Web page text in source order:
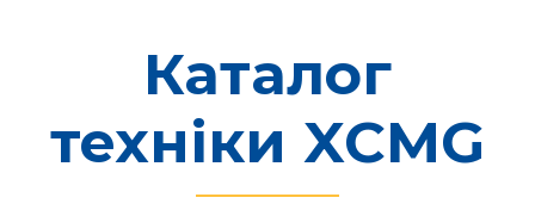
Каталог
техніки XCMG